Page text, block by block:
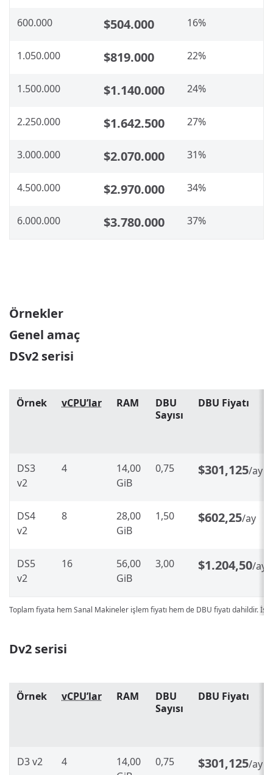
600.000 $504.000 16%
1.050.000 $819.000 22%
1.500.000 $1.140.000 24%
2.250.000 $1.642.500 27%
3.000.000 $2.070.000 31%
4.500.000 $2.970.000 34%
6.000.000 $3.780.000 37%
Örnekler
Genel amaç
DSv2 serisi
Örnek vCPU’lar RAM
DBU
Sayısı
DBU Fiyatı
DS3
v2
4
14,00
GiB
0,75 $301,125/ay
DS4
v2
8
28,00
GiB
1,50 $602,25/ay
DS5
v2
16
56,00
GiB
3,00 $1.204,50/ay
Toplam fiyata hem Sanal Makineler işlem fiyatı hem de DBU fiyatı dahildir.
Dv2 serisi
Örnek vCPU’lar RAM
DBU
Sayısı
DBU Fiyatı
D3 v2 4
14,00
0,75 $301,125/ay